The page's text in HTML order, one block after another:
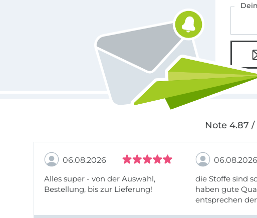
Note 4.87
06.08.2026
Alles super - von der Auswahl,
Bestellung, bis zur Lieferung!
06.08.2026
die Stoffe sind
haben gute
entsprechen